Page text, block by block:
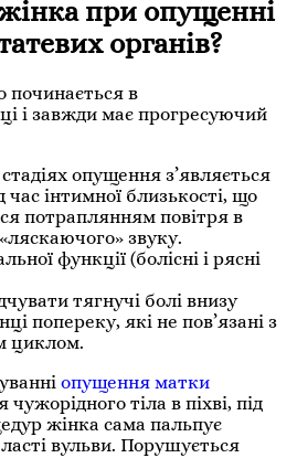
при опущенні
органів?
починається в
і завжди має прогресуючий
опущення з’являється
час інтимної близькості, що
потраплянням повітря в
звуку.
функції (болісні і рясні
тягнучі болі внизу
попереку, які не пов’язані з
циклом.
опущення матки
чужорідного тіла в піхві, під
жінка сама пальпує
вульви. Порушується